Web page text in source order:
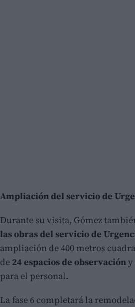
Ampliación del servicio de
Durante su visita, Gómez
las obras del servicio de
ampliación de 400 metros
de 24 espacios de observacióny
para el personal.
La fase 6 completará la